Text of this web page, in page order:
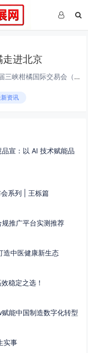
走进北京
2月18日，“以橘为媒 京渝同心”第五届三峡柑橘国际交易会（走进北京）推介活动在北京新发地国际农产品市场（下称新发地）启动，该活动为重庆市农业农村委与万州区政府组织主办，前央视新闻三十分播音员、中国残疾人事业新闻宣传促进会艺...
资讯
宣：以 AI 技术赋能品
系列 | 王栎篇
推广平台实测推荐
造中医健康新生态
稳定之选！
能中国制造数字化转型
实事